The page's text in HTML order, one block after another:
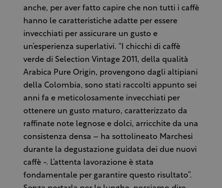
anche, per aver fatto capire che non tutti i caffè
hanno le caratteristiche adatte per essere
invecchiati per assicurare un gusto e
un’esperienza superlativi. “I chicchi di caffè
verde di Selection Vintage 2011, della qualità
Arabica Pure Origin, provengono dagli altipiani
della Colombia, sono stati raccolti appunto sei
anni fa e meticolosamente invecchiati per
ottenere un gusto maturo, caratterizzato da
raffinate note legnose e dolci, arricchite da una
consistenza densa – ha sottolineato Marchesi
durante la degustazione guidata dei due nuovi
caffè -. L’attenta lavorazione è stata
fondamentale per garantire questo risultato”.